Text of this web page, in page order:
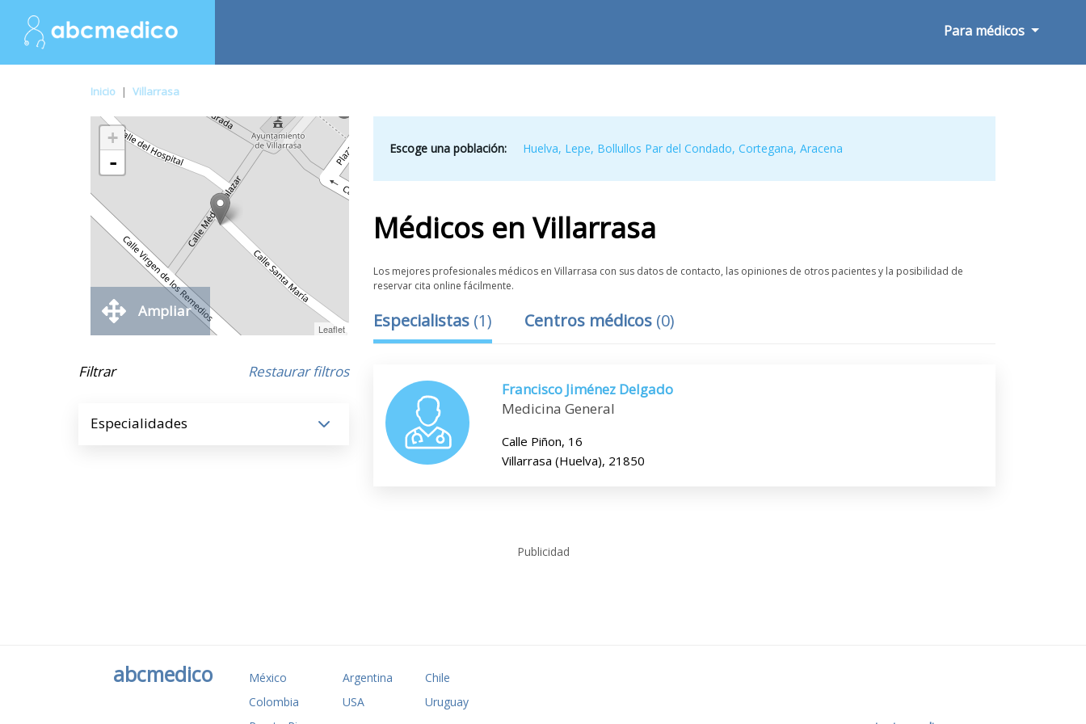
Para médicos
Inicio | Villarrasa
+
-
Leaflet
Ampliar
Filtrar Restaurar filtros
Especialidades
Escoge una población: Huelva, Lepe, Bollullos Par del Condado,Cortegana,Aracena
Médicos enVillarrasa
Los mejores profesionales médicos en Villarrasa con sus datos de contacto, las opiniones de otros pacientes y la posibilidad de
reservar cita online fácilmente.
Especialistas (1) Centros médicos (0)
Francisco Jiménez Delgado
Medicina General
Calle Piñon, 16
Villarrasa (Huelva), 21850
Publicidad
abcmedico México Argentina
Chile
Colombia
USA
Uruguay